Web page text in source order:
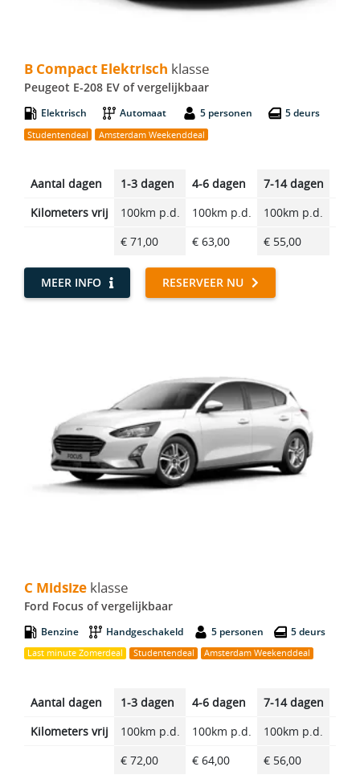
B Compact Elektrisch klasse
Peugeot E-208 EV of vergelijkbaar
Elektrisch Automaat 5 personen 5 deurs
Studentendeal Amsterdam Weekenddeal
Aantal dagen 1-3 dagen 4-6 dagen 7-14 dagen
Kilometers vrij
100km p.d. 100km p.d. 100km p.d.
€ 71,00
€ 63,00 € 55,00
MEER INFO RESERVEER NU
C Midsize klasse
Ford Focus of vergelijkbaar
Benzine Handgeschakeld 5 personen 5 deurs
Last minute Zomerdeal Studentendeal Amsterdam Weekenddeal
Aantal dagen 1-3 dagen 4-6 dagen 7-14 dagen
Kilometers vrij
100km p.d. 100km p.d. 100km p.d.
€ 72,00
€ 64,00 € 56,00